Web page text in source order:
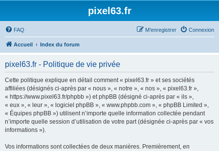
pixel63.fr
FAQ Connexion
M’enregistrer
Accueil Index du forum
pixel63.fr - Politique de vie privée
Cette politique explique en détail comment « pixel63.fr » et ses sociétés
affiliées (désignés ci-après par « nous », « notre », « nos », « pixel63.fr »,
« https://www.pixel63.fr/phpbb ») et phpBB (désigné ci-après par « ils »,
« eux », « leur », « logiciel phpBB », « www.phpbb.com », « phpBB Limited »,
« Équipes phpBB ») utilisent n’importe quelle information collectée pendant
n’importe quelle session d’utilisation de votre part (désignée ci-après par « vos
informations »).
Vos informations sont collectées de deux manières. Premièrement, en